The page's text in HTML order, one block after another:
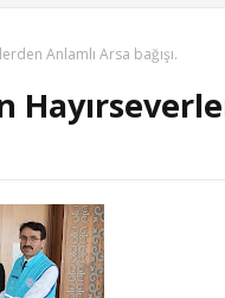
Anlamlı Arsa bağışı.